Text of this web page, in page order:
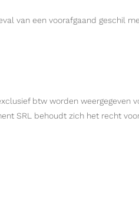
van een voorafgaand geschil
btw worden weergegeven
SRL behoudt zich het recht